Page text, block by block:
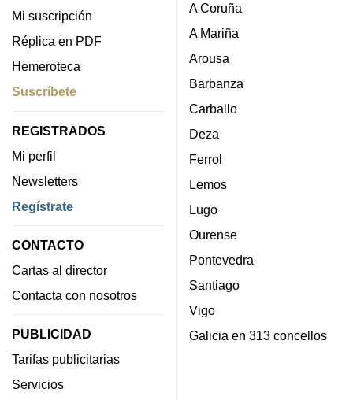
Mi suscripción
Réplica en PDF
Hemeroteca
Suscríbete
REGISTRADOS
Mi perfil
Newsletters
Regístrate
CONTACTO
Cartas al director
Contacta con nosotros
PUBLICIDAD
Tarifas publicitarias
Servicios
A Coruña
A Mariña
Arousa
Barbanza
Carballo
Deza
Ferrol
Lemos
Lugo
Ourense
Pontevedra
Santiago
Vigo
Galicia en 313 concellos